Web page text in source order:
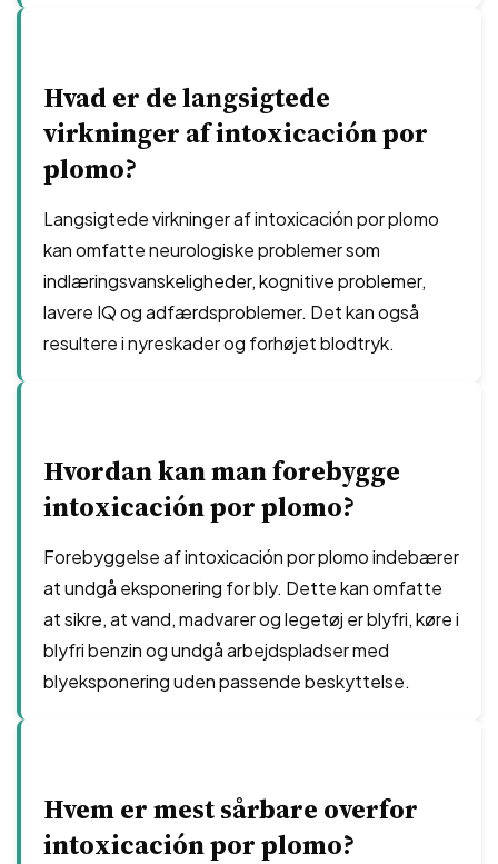
Hvad er de langsigtede
virkninger af intoxicación por
plomo?
Langsigtede virkninger af intoxicación por plomo
kan omfatte neurologiske problemer som
indlæringsvanskeligheder, kognitive problemer,
lavere IQ og adfærdsproblemer. Det kan også
resultere i nyreskader og forhøjet blodtryk.
Hvordan kan man forebygge
intoxicación por plomo?
Forebyggelse af intoxicación por plomo indebærer
at undgå eksponering for bly. Dette kan omfatte
at sikre, at vand, madvarer og legetøj er blyfri, køre i
blyfri benzin og undgå arbejdspladser med
blyeksponering uden passende beskyttelse.
Hvem er mest sårbare overfor
intoxicación por plomo?